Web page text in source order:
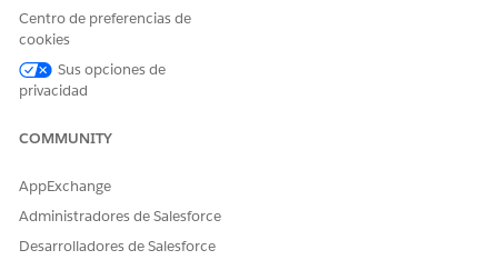
procesa automáticamente la solicitud de servicio. Puede
ampliar este flujo en Flow Builder para incluir lógica
personalizada, como aprobaciones de gestor automatizadas o
comprobaciones de inventario.
Integración
para admisión o realización. Utilice Flow Builder para crear
flujos personalizados con conectores que definen cómo se
captura y se realiza la solicitud.
Centro de preferencias de
cookies
Sus opciones de
privacidad
COMMUNITY
AppExchange
Administradores de Salesforce
Desarrolladores de Salesforce